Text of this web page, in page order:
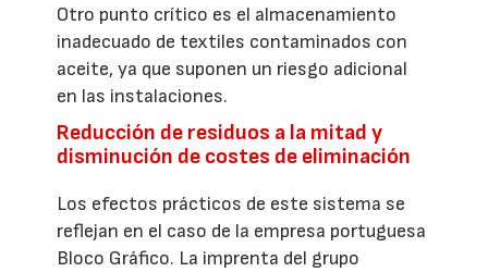
Otro punto crítico es el almacenamiento
inadecuado de textiles contaminados con
aceite, ya que suponen un riesgo adicional
en las instalaciones.
Reducción de residuos a la mitad y
disminución de costes de eliminación
Los efectos prácticos de este sistema se
reflejan en el caso de la empresa portuguesa
Bloco Gráfico. La imprenta del grupo